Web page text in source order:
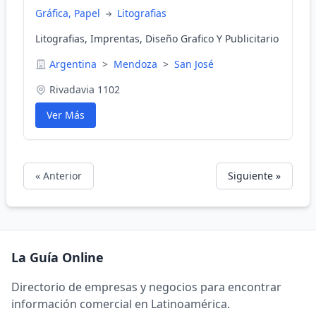
Gráfica, Papel
Litografias
Litografias, Imprentas, Diseño Grafico Y Publicitario
Argentina > Mendoza > San José
Rivadavia 1102
Ver Más
« Anterior Siguiente »
La Guía Online
Directorio de empresas y negocios para encontrar
información comercial en Latinoamérica.